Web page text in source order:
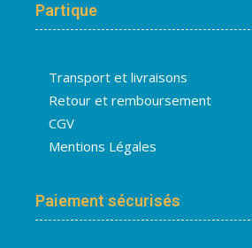
Partique
Transport et livraisons
Retour et remboursement
CGV
Mentions Légales
Paiement sécurisés